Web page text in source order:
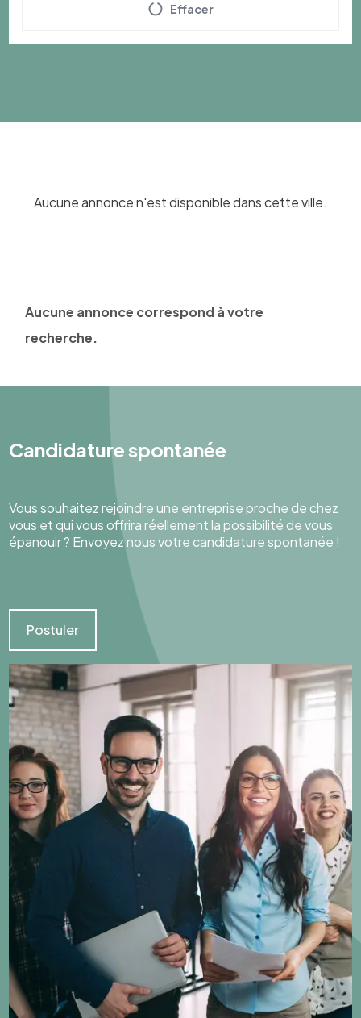
Effacer
Aucune annonce n'est disponible dans cette ville.
Aucune annonce correspond à votre
recherche.
Candidature spontanée
Vous souhaitez rejoindre une entreprise proche de chez
vous et qui vous offrira réellement la possibilité de vous
épanouir ? Envoyez nous votre candidature spontanée !
Postuler